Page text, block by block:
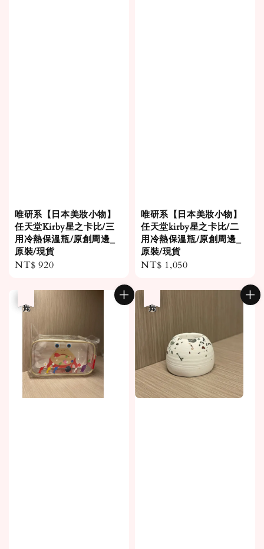
唯研系【日本美妝小物】
任天堂Kirby星之卡比/三
用冷熱保溫瓶/原創周邊_
原裝/現貨
Regular
NT$ 920
唯研系【日本美妝小物】
任天堂kirby星之卡比/二
用冷熱保溫瓶/原創周邊_
原裝/現貨
Regular
NT$ 1,050